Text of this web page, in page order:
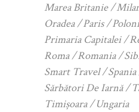
Marea Britanie
Oradea
Paris
Primaria Capitalei
Roma
Romania
Smart Travel
Spania
Sărbători De Iarnă
Timișoara
Ungaria